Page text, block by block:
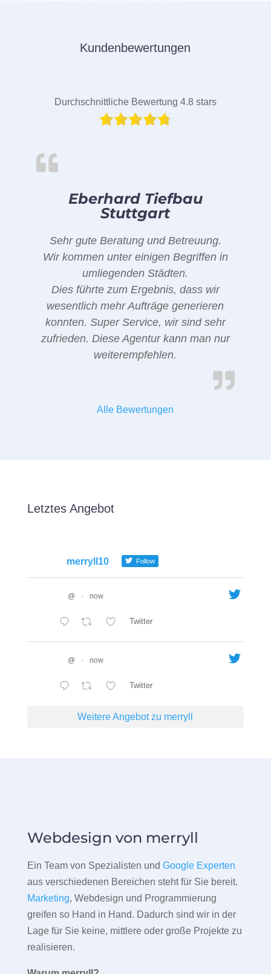
Kundenbewertungen
Durchschnittliche Bewertung 4.8 stars
Eberhard Tiefbau
Stuttgart
Sehr gute Beratung und Betreuung.
Wir kommen unter einigen Begriffen in
umliegenden Städten.
Dies führte zum Ergebnis, dass wir
wesentlich mehr Aufträge generieren
konnten. Super Service, wir sind sehr
zufrieden. Diese Agentur kann man nur
weiterempfehlen.
Alle Bewertungen
Letztes Angebot
merryll10 Follow
@ · now
Twitter
@ · now
Twitter
Weitere Angebot zu merryll
Webdesign von merryll
Ein Team von Spezialisten und Google Experten
aus verschiedenen Bereichen steht für Sie bereit.
Marketing, Webdesign und Programmierung
greifen so Hand in Hand. Dadurch sind wir in der
Lage für Sie keine, mittlere oder große Projekte zu
realisieren.